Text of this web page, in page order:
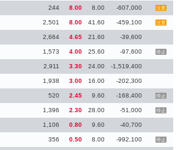
244 8.00 8.00 -607,000 注意
2,501 8.00 41.60 -459,100 注意
2,664 4.65 21.60 -39,600
1,573 4.00 25.60 -97,600 停止
2,911 3.30 24.00 -1,519,400
1,938 3.00 16.00 -202,300
520 2.45 9.60 -168,400 停止
1,396 2.30 28.00 -51,000 停止
1,106 0.80 9.60 -40,700
356 0.50 8.00 -992,100 停止